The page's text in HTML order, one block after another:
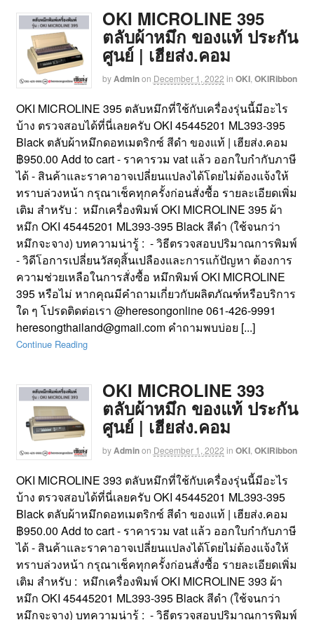
OKI MICROLINE 395
ตลับผ้าหมึก ของแท้ ประกัน
ศูนย์ | เฮียส่ง.คอม
byAdminon December 1, 2022 in OKI, OKIRibbon
OKI MICROLINE 395 ตลับหมึกที่ใช้กับเครื่องรุ่นนี้มีอะไร
บ้าง ตรวจสอบได้ที่นี่เลยครับ OKI 45445201 ML393-395
Black ตลับผ้าหมึกดอทเมตริกซ์ สีดำ ของแท้ | เฮียส่ง.คอม
฿950.00 Add to cart - ราคารวม vat แล้ว ออกใบกำกับภาษี
ได้ - สินค้าและราคาอาจเปลี่ยนแปลงได้โดยไม่ต้องแจ้งให้
ทราบล่วงหน้า กรุณาเช็คทุกครั้งก่อนสั่งซื้อ รายละเอียดเพิ่ม
เติม สำหรับ : หมึกเครื่องพิมพ์ OKI MICROLINE 395 ผ้า
หมึก OKI 45445201 ML393-395 Black สีดำ (ใช้จนกว่า
หมึกจะจาง) บทความน่ารู้ : - วิธีตรวจสอบปริมาณการพิมพ์
- วิดีโอการเปลี่ยนวัสดุสิ้นเปลืองและการแก้ปัญหา ต้องการ
ความช่วยเหลือในการสั่งซื้อ หมึกพิมพ์ OKI MICROLINE
395 หรือไม่ หากคุณมีคำถามเกี่ยวกับผลิตภัณฑ์หรือบริการ
ใด ๆ โปรดติดต่อเรา @heresongonline 061-426-9991
heresongthailand@gmail.com คำถามพบบ่อย [...]
Continue Reading
OKI MICROLINE 393
ตลับผ้าหมึก ของแท้ ประกัน
ศูนย์ | เฮียส่ง.คอม
byAdminon December 1, 2022 in OKI, OKIRibbon
OKI MICROLINE 393 ตลับหมึกที่ใช้กับเครื่องรุ่นนี้มีอะไร
บ้าง ตรวจสอบได้ที่นี่เลยครับ OKI 45445201 ML393-395
Black ตลับผ้าหมึกดอทเมตริกซ์ สีดำ ของแท้ | เฮียส่ง.คอม
฿950.00 Add to cart - ราคารวม vat แล้ว ออกใบกำกับภาษี
ได้ - สินค้าและราคาอาจเปลี่ยนแปลงได้โดยไม่ต้องแจ้งให้
ทราบล่วงหน้า กรุณาเช็คทุกครั้งก่อนสั่งซื้อ รายละเอียดเพิ่ม
เติม สำหรับ : หมึกเครื่องพิมพ์ OKI MICROLINE 393 ผ้า
หมึก OKI 45445201 ML393-395 Black สีดำ (ใช้จนกว่า
หมึกจะจาง) บทความน่ารู้ : - วิธีตรวจสอบปริมาณการพิมพ์